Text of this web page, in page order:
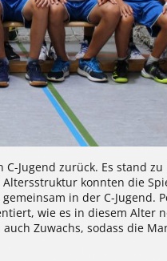
Jugend zurück. Es stand zu
konnten die
in der C-Jugend.
wie es in diesem Alter
Zuwachs, sodass die